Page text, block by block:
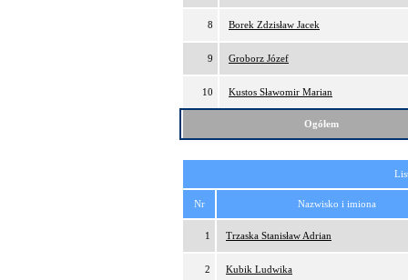
8 Borek Zdzisław Jacek
9 Groborz Józef
10 Kustos Sławomir Marian
Ogółem
Nr Nazwisko i imiona
1 Trzaska Stanisław Adrian
2 Kubik Ludwika